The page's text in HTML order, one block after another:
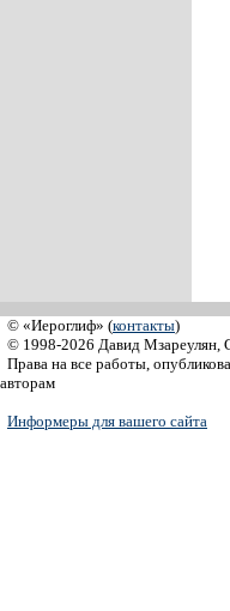
© «Иероглиф» (контакты)
© 1998-2026 Давид Мзареулян,
Права на все работы,
авторам
Информеры для вашего сайта